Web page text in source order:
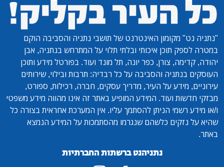
"נתניה נט" מקומון האינטרנט של תושבי נתניה והסביבה הוקם
במטרה לספק תוכן איכותי ובלתי תלוי על המתרחש בנתניה, אבן
יהודה, קדימה, צורן, כפר יונה, תל מונד ועוד. בפורטל מידע ותוכן
העוסקים בנתניה והסביבה על כל רבדיה: תרבות ובילוי, שירותים
עירוניים, מידע על העיר, מדריך עסקים, חברה, רכילות, ספורט,
מבזקי חדשות ועוד. המידע המופיע באתר זה אינו מהווה מידע משפטי
ו/או מידע רשמי הניתן להסתמך עליו. אין המערכת אחראית בצורה כל
שהיא על נזקים כלשהם שנגרמו מהסתמכות על המידע הנמצא
באתר.
נתניהנט ברשתות החברתיות